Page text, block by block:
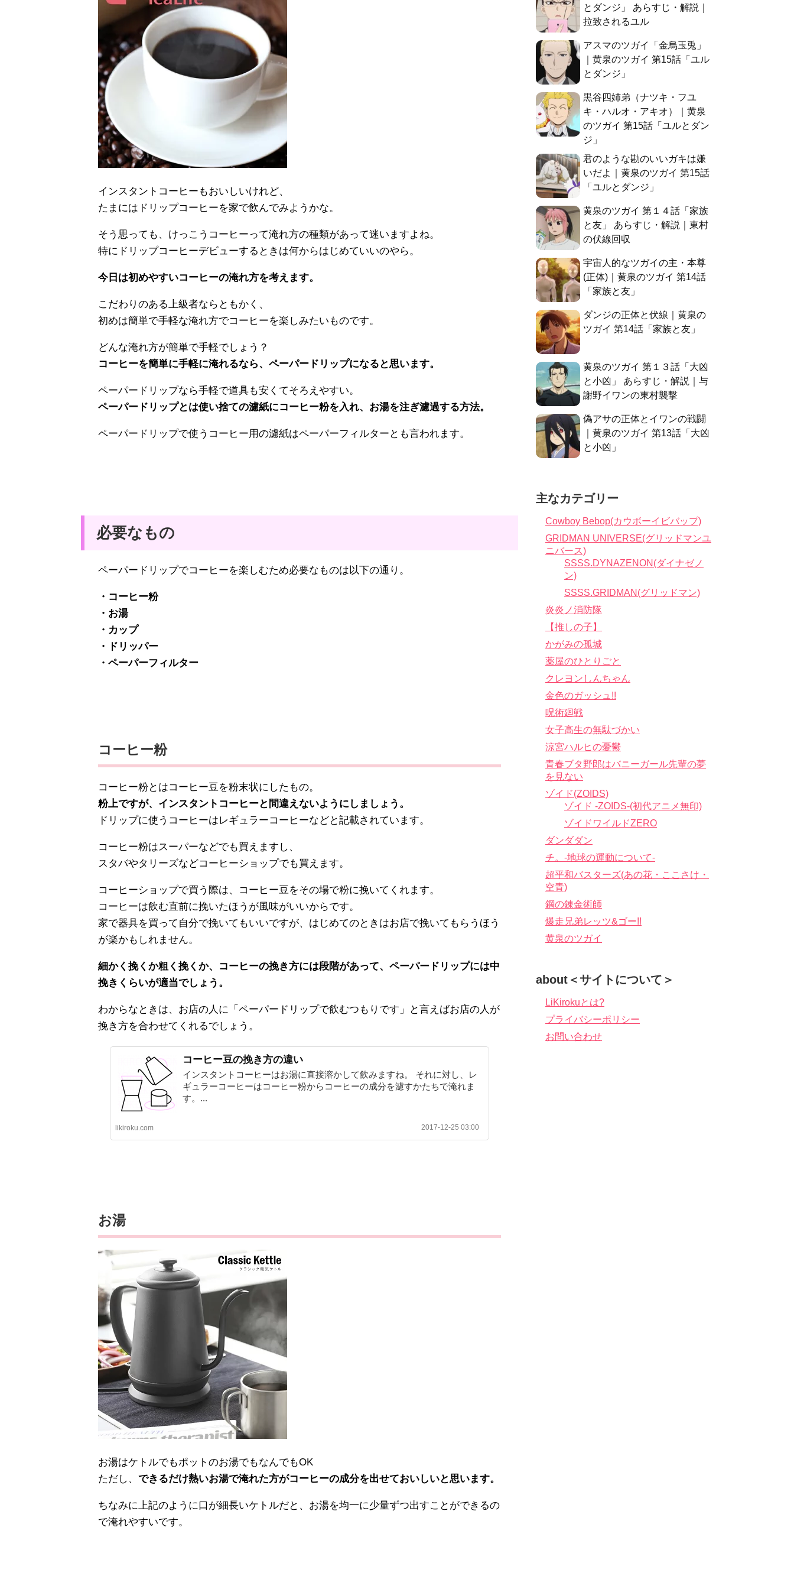
インスタントコーヒーもおいしいけれど、
たまにはドリップコーヒーを家で飲んでみようかな。
そう思っても、けっこうコーヒーって淹れ方の種類があって迷いますよね。
特にドリップコーヒーデビューするときは何からはじめていいのやら。
今日は初めやすいコーヒーの淹れ方を考えます。
こだわりのある上級者ならともかく、
初めは簡単で手軽な淹れ方でコーヒーを楽しみたいものです。
どんな淹れ方が簡単で手軽でしょう？
コーヒーを簡単に手軽に淹れるなら、ペーパードリップになると思います。
ペーパードリップなら手軽で道具も安くてそろえやすい。
ペーパードリップとは使い捨ての濾紙にコーヒー粉を入れ、お湯を注ぎ濾過する方法。
ペーパードリップで使うコーヒー用の濾紙はペーパーフィルターとも言われます。
必要なもの
ペーパードリップでコーヒーを楽しむため必要なものは以下の通り。
・コーヒー粉
・お湯
・カップ
・ドリッパー
・ペーパーフィルター
コーヒー粉
コーヒー粉とはコーヒー豆を粉末状にしたもの。
粉上ですが、インスタントコーヒーと間違えないようにしましょう。
ドリップに使うコーヒーはレギュラーコーヒーなどと記載されています。
コーヒー粉はスーパーなどでも買えますし、
スタバやタリーズなどコーヒーショップでも買えます。
コーヒーショップで買う際は、コーヒー豆をその場で粉に挽いてくれます。
コーヒーは飲む直前に挽いたほうが風味がいいからです。
家で器具を買って自分で挽いてもいいですが、はじめてのときはお店で挽いてもらうほう
が楽かもしれません。
細かく挽くか粗く挽くか、コーヒーの挽き方には段階があって、ペーパードリップには中
挽きくらいが適当でしょう。
わからなときは、お店の人に「ペーパードリップで飲むつもりです」と言えばお店の人が
挽き方を合わせてくれるでしょう。
コーヒー豆の挽き方の違い
インスタントコーヒーはお湯に直接溶かして飲みますね。 それに対し、レ
ギュラーコーヒーはコーヒー粉からコーヒーの成分を濾すかたちで淹れま
す。...
likiroku.com 2017-12-25 03:00
お湯
お湯はケトルでもポットのお湯でもなんでもOK
ただし、 できるだけ熱いお湯で淹れた方がコーヒーの成分を出せておいしいと思います。
ちなみに上記のように口が細長いケトルだと、お湯を均一に少量ずつ出すことができるの
で淹れやすいです。
とダンジ」 あらすじ・解説｜
拉致されるユル
アスマのツガイ「金烏玉兎」
｜黄泉のツガイ 第15話「ユル
とダンジ」
黒谷四姉弟（ナツキ・フユ
キ・ハルオ・アキオ）｜黄泉
のツガイ 第15話「ユルとダン
ジ」
君のような勘のいいガキは嫌
いだよ｜黄泉のツガイ 第15話
「ユルとダンジ」
黄泉のツガイ 第１４話「家族
と友」 あらすじ・解説｜東村
の伏線回収
宇宙人的なツガイの主・本尊
(正体)｜黄泉のツガイ 第14話
「家族と友」
ダンジの正体と伏線｜黄泉の
ツガイ 第14話「家族と友」
黄泉のツガイ 第１３話「大凶
と小凶」 あらすじ・解説｜与
謝野イワンの東村襲撃
偽アサの正体とイワンの戦闘
｜黄泉のツガイ 第13話「大凶
と小凶」
主なカテゴリー
Cowboy Bebop(カウボーイビバップ)
GRIDMAN UNIVERSE(グリッドマンユ
ニバース)
SSSS.DYNAZENON(ダイナゼノ
ン)
SSSS.GRIDMAN(グリッドマン)
炎炎ノ消防隊
【推しの子】
かがみの孤城
薬屋のひとりごと
クレヨンしんちゃん
金色のガッシュ!!
呪術廻戦
女子高生の無駄づかい
涼宮ハルヒの憂鬱
青春ブタ野郎はバニーガール先輩の夢
を見ない
ゾイド(ZOIDS)
ゾイド -ZOIDS-(初代アニメ無印)
ゾイドワイルドZERO
ダンダダン
チ。-地球の運動について-
超平和バスターズ(あの花・ここさけ・
空青)
鋼の錬金術師
爆走兄弟レッツ&ゴー!!
黄泉のツガイ
about＜サイトについて＞
LiKirokuとは?
プライバシーポリシー
お問い合わせ